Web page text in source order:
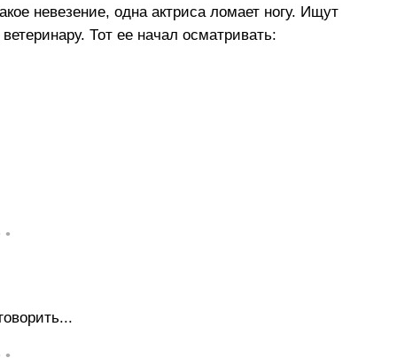
невезение, одна актриса ломает ногу. Ищут
Тот ее начал осматривать:
•